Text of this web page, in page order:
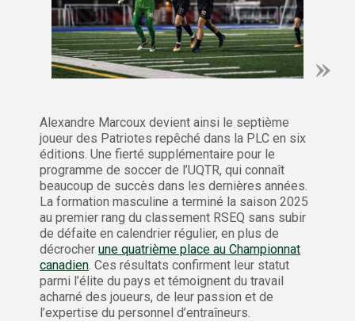
Alexandre Marcoux devient ainsi le septième
joueur des Patriotes repêché dans la PLC en six
éditions. Une fierté supplémentaire pour le
programme de soccer de l’UQTR, qui connaît
beaucoup de succès dans les dernières années.
La formation masculine a terminé la saison 2025
au premier rang du classement RSEQ sans subir
de défaite en calendrier régulier, en plus de
décrocher une quatrième place au Championnat
canadien. Ces résultats confirment leur statut
parmi l’élite du pays et témoignent du travail
acharné des joueurs, de leur passion et de
l’expertise du personnel d’entraîneurs.